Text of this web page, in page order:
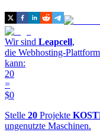
Wir sind Leapcell,
die Webhosting-
kann:
20
=
$0
Stelle 20 Projekte
ungenutzte Maschinen.